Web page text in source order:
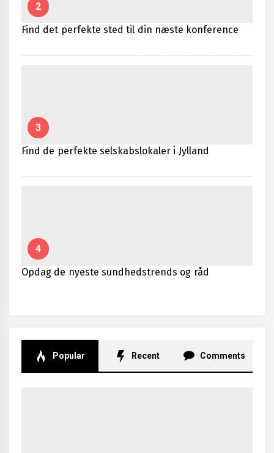
2
Find det perfekte sted til din næste konference
3
Find de perfekte selskabslokaler i Jylland
4
Opdag de nyeste sundhedstrends og råd
Popular Recent Comments